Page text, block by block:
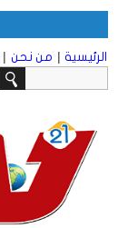
الرئيسية | من نحن |